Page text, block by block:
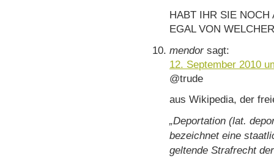
HABT IHR SIE
EGAL VON
mendor sagt:
12. September 2010
@trude
aus Wikipedia, der
„Deportation (lat.
bezeichnet eine
geltende Strafrecht